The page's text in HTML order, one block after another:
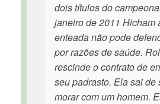
dois títulos do
janeiro de 2011 Hicham
enteada não pode
por razões de saúde.
rescinde o contrato de
seu padrasto. Ela sai de
morar com um homem.